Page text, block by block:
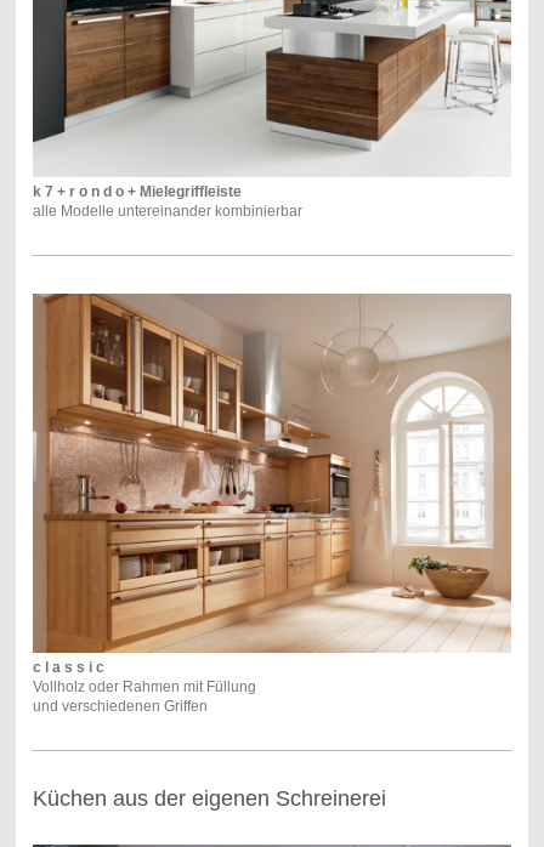
k 7 + r o n d o + Mielegriffleiste
alle Modelle untereinander kombinierbar
c l a s s i c
Vollholz oder Rahmen mit Füllung
und verschiedenen Griffen
Küchen aus der eigenen Schreinerei